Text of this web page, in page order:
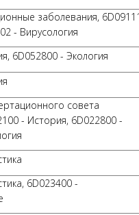
заболевания,
- Вирусология
6D052800 - Экология
совета
- История, 6D022800 -
6D023400 -